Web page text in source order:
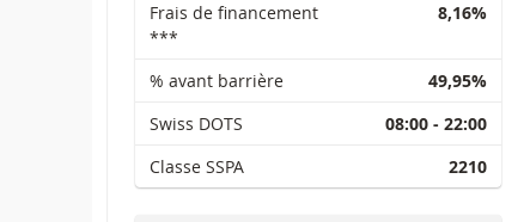
Frais de financement
***
8,16%
% avant barrière
49,95%
Swiss DOTS
08:00 - 22:00
Classe SSPA
2210